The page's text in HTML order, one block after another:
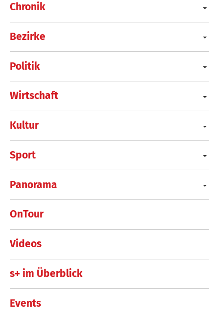
Chronik
Bezirke
Politik
Wirtschaft
Kultur
Sport
Panorama
OnTour
Videos
s+ im Überblick
Events